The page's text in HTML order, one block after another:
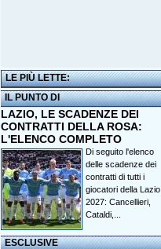
LE PIÙ LETTE:
IL PUNTO DI
LAZIO, LE SCADENZE DEI
CONTRATTI DELLA ROSA:
L'ELENCO COMPLETO
Di seguito l'elenco
delle scadenze dei
contratti di tutti i
giocatori della Lazio.
2027: Cancellieri,
Cataldi,...
ESCLUSIVE